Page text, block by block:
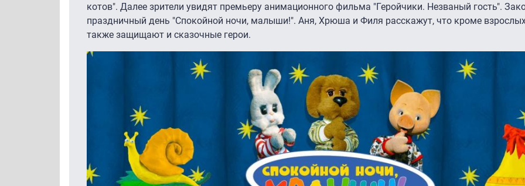
котов". Далее зрители увидят премьеру анимационного фильма "Геройчики. Незваный гость".
праздничный день "Спокойной ночи, малыши!". Аня, Хрюша и Филя расскажут, что кроме
также защищают и сказочные герои.